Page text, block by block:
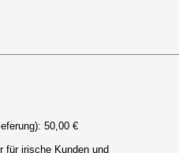
50,00 €
für irische Kunden und